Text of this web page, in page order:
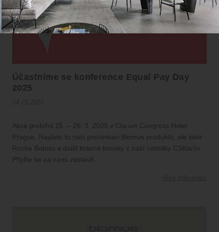
Účastníme se konference Equal Pay Day
2025
Akce probíhá 25. – 26. 3. 2025 v Clarion Congress Hotel
Prague. Najdete tu naši prezentaci Blomus produktů, ale také
Roche Bobois a další krásné kousky z naší nabídky CSKarlín.
Přijďte se za námi zastavit.